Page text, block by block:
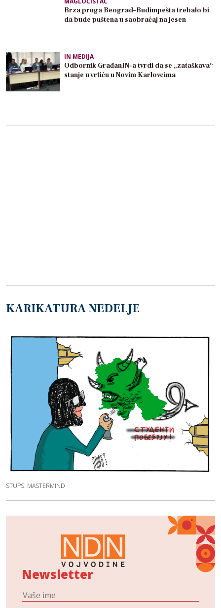
Brza pruga Beograd–Budimpešta trebalo bi
da bude puštena u saobraćaj na jesen
IN MEDIJA
Odbornik GrađanIN-a tvrdi da se „zataškava“
stanje u vrtiću u Novim Karlovcima
KARIKATURA NEDELJE
STUPS: MASTERMIND
Newsletter